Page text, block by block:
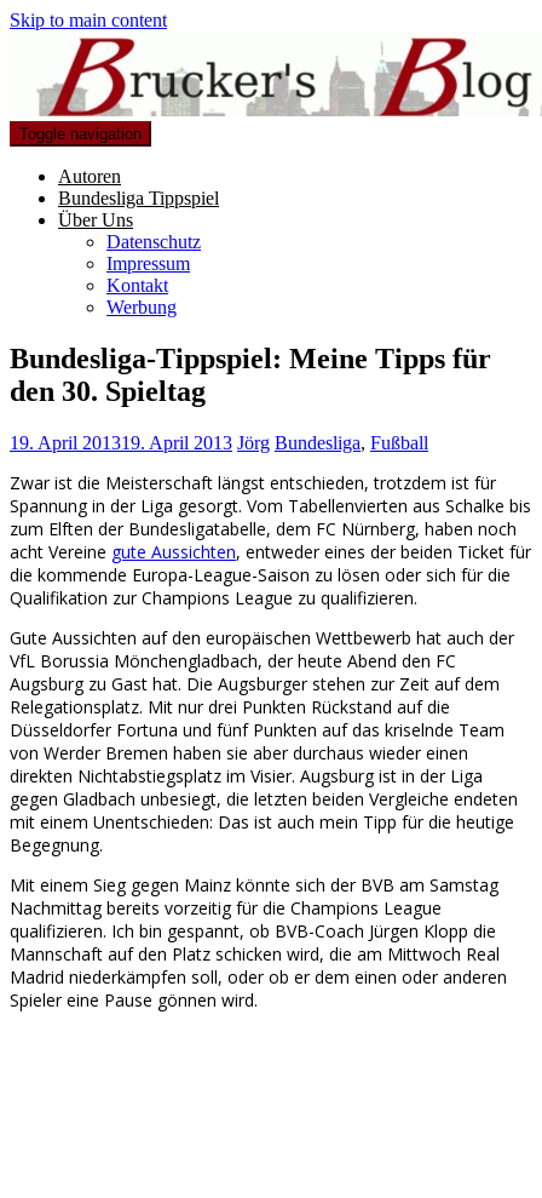
Skip to main content
Toggle navigation
Autoren
Bundesliga Tippspiel
Über Uns
Datenschutz
Impressum
Kontakt
Werbung
Bundesliga-Tippspiel: Meine Tipps für
den 30. Spieltag
19. April 201319. April 2013 Jörg Bundesliga, Fußball
Zwar ist die Meisterschaft längst entschieden, trotzdem ist für
Spannung in der Liga gesorgt. Vom Tabellenvierten aus Schalke bis
zum Elften der Bundesligatabelle, dem FC Nürnberg, haben noch
acht Vereine gute Aussichten, entweder eines der beiden Ticket für
die kommende Europa-League-Saison zu lösen oder sich für die
Qualifikation zur Champions League zu qualifizieren.
Gute Aussichten auf den europäischen Wettbewerb hat auch der
VfL Borussia Mönchengladbach, der heute Abend den FC
Augsburg zu Gast hat. Die Augsburger stehen zur Zeit auf dem
Relegationsplatz. Mit nur drei Punkten Rückstand auf die
Düsseldorfer Fortuna und fünf Punkten auf das kriselnde Team
von Werder Bremen haben sie aber durchaus wieder einen
direkten Nichtabstiegsplatz im Visier. Augsburg ist in der Liga
gegen Gladbach unbesiegt, die letzten beiden Vergleiche endeten
mit einem Unentschieden: Das ist auch mein Tipp für die heutige
Begegnung.
Mit einem Sieg gegen Mainz könnte sich der BVB am Samstag
Nachmittag bereits vorzeitig für die Champions League
qualifizieren. Ich bin gespannt, ob BVB-Coach Jürgen Klopp die
Mannschaft auf den Platz schicken wird, die am Mittwoch Real
Madrid niederkämpfen soll, oder ob er dem einen oder anderen
Spieler eine Pause gönnen wird.